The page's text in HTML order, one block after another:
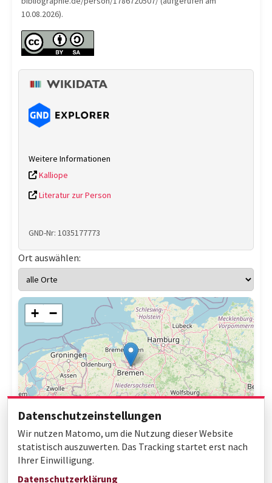
10.08.2026).
Weitere Informationen
Kalliope
Literatur zur Person
GND-Nr: 1035177773
Ort auswählen:
+ −
Datenschutzeinstellungen
Wir nutzen Matomo, um die Nutzung dieser Website
statistisch auszuwerten. Das Tracking startet erst nach
Ihrer Einwilligung.
Datenschutzerklärung